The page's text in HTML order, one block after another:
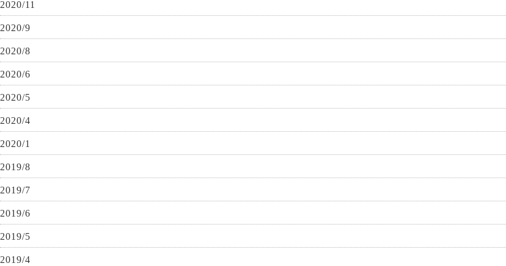
2020/11
2020/9
2020/8
2020/6
2020/5
2020/4
2020/1
2019/8
2019/7
2019/6
2019/5
2019/4